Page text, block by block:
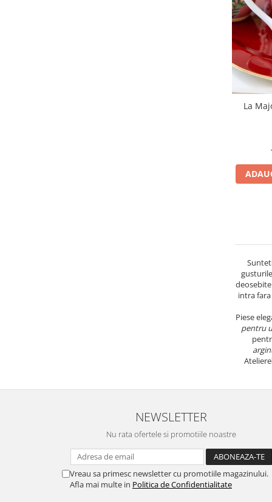
La
intra
Piese
pentru
NEWSLETTER
Nu rata ofertele si promotiile noastre
Vreau sa primesc newsletter cu promotiile magazinului.
Afla mai multe in Politica de Confidentialitate